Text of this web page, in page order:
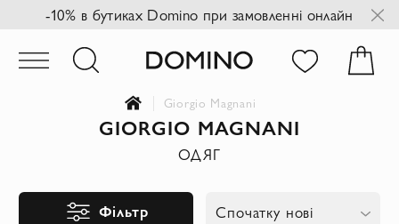
-10% в бутиках Domino при замовленні онлайн
Giorgio Magnani
GIORGIO MAGNANI
ОДЯГ
Фільтр Спочатку нові